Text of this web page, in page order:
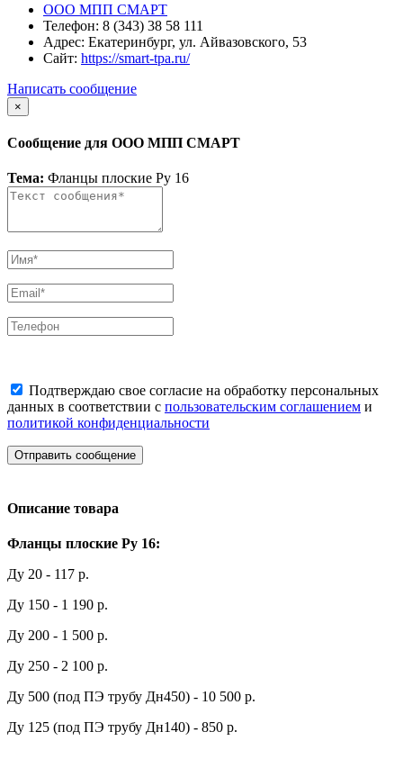
ООО МПП СМАРТ
Телефон: 8 (343) 38 58 111
Адрес: Екатеринбург, ул. Айвазовского, 53
Сайт: https://smart-tpa.ru/
Написать сообщение
×
Сообщение для ООО МПП СМАРТ
Тема: Фланцы плоские Ру 16
Подтверждаю свое согласие на обработку персональных
данных в соответствии с пользовательским соглашением и
политикой конфиденциальности
Отправить сообщение
Описание товара
Фланцы плоские Ру 16:
Ду 20 - 117 р.
Ду 150 - 1 190 р.
Ду 200 - 1 500 р.
Ду 250 - 2 100 р.
Ду 500 (под ПЭ трубу Дн450) - 10 500 р.
Ду 125 (под ПЭ трубу Дн140) - 850 р.